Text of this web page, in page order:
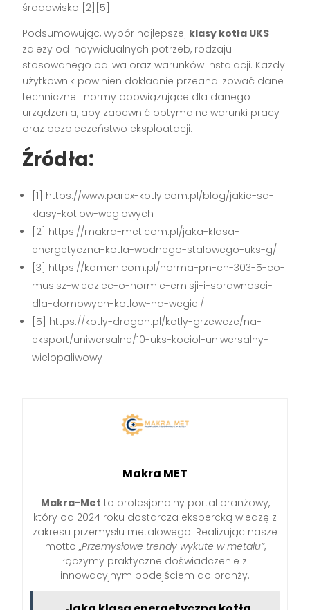
środowisko [2][5].
Podsumowując, wybór najlepszej klasy kotła UKS
zależy od indywidualnych potrzeb, rodzaju
stosowanego paliwa oraz warunków instalacji. Każdy
użytkownik powinien dokładnie przeanalizować dane
techniczne i normy obowiązujące dla danego
urządzenia, aby zapewnić optymalne warunki pracy
oraz bezpieczeństwo eksploatacji.
Źródła:
[1] https://www.parex-kotly.com.pl/blog/jakie-sa-
klasy-kotlow-weglowych
[2] https://makra-met.com.pl/jaka-klasa-
energetyczna-kotla-wodnego-stalowego-uks-g/
[3] https://kamen.com.pl/norma-pn-en-303-5-co-
musisz-wiedziec-o-normie-emisji-i-sprawnosci-
dla-domowych-kotlow-na-wegiel/
[5] https://kotly-dragon.pl/kotly-grzewcze/na-
eksport/uniwersalne/10-uks-kociol-uniwersalny-
wielopaliwowy
Makra MET
Makra-Met to profesjonalny portal branżowy,
który od 2024 roku dostarcza ekspercką wiedzę z
zakresu przemysłu metalowego. Realizując nasze
motto„Przemysłowe trendy wykute w metalu”,
łączymy praktyczne doświadczenie z
innowacyjnym podejściem do branży.